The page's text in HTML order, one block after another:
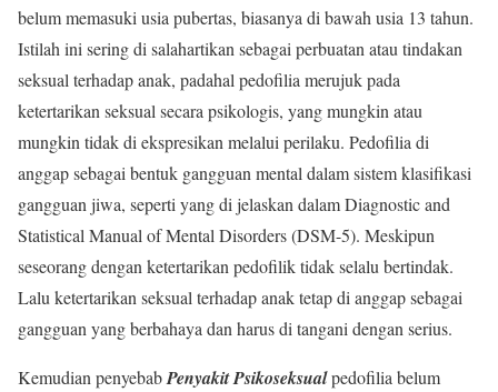
belum memasuki usia pubertas, biasanya di bawah usia 13 tahun.
Istilah ini sering di salahartikan sebagai perbuatan atau tindakan
seksual terhadap anak, padahal pedofilia merujuk pada
ketertarikan seksual secara psikologis, yang mungkin atau
mungkin tidak di ekspresikan melalui perilaku. Pedofilia di
anggap sebagai bentuk gangguan mental dalam sistem klasifikasi
gangguan jiwa, seperti yang di jelaskan dalam Diagnostic and
Statistical Manual of Mental Disorders (DSM-5). Meskipun
seseorang dengan ketertarikan pedofilik tidak selalu bertindak.
Lalu ketertarikan seksual terhadap anak tetap di anggap sebagai
gangguan yang berbahaya dan harus di tangani dengan serius.
Kemudian penyebabPenyakit Psikoseksualpedofilia belum